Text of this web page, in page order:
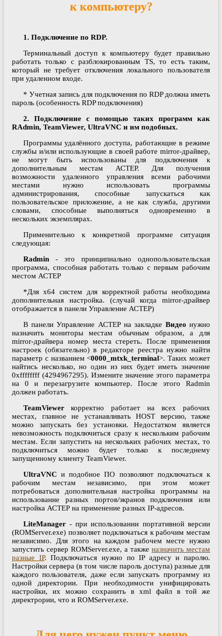
к компьютеру?
1. Подключение по RDP.
Терминальный доступ к компьютеру будет правильно
работать только с разблокированным TS, то есть таким,
который не требует отключения локального пользователя
при удаленном входе.
* Учетная запись для подключения по RDP должна иметь
пароль (особенность RDP подключения)
2. Подключение с помощью таких программ как
RAdmin, TeamViewer, UltraVNC и им подобных.
Программы удалённого доступа, работающие в режиме
службы и/или использующие в своей работе mirror-драйвер,
не могут быть использованы для подключения к
дополнительным местам АСТЕР. Для получения
возможности удаленного управления всеми рабочими
местами нужно использовать программы
администрирования, способные запускаться как
пользовательское приложение, а не как служба, другими
словами, способные выполняться одновременно в
нескольких экземплярах.
Применительно к конкретной программе ситуация
следующая:
Radmin- это принципиально однопользовательская
программа, способная работать только с первым рабочим
местом АСТЕР
*Для x64 систем для корректной работы необходима
дополнительная настройка. (случай когда mirror-драйвер
отображается в панели Управление АСТЕР)
В панели Управление АСТЕР на закладке Видео нужно
назначить мониторы местам обычным образом, а для
mirror-драйвера номер места стереть. После применения
настроек (обязательно) в редакторе реестра нужно найти
параметр с названием <0000_mtxk_terminal>. Таких может
найтись несколько, но один из них будет иметь значение
0xffffffff (4294967295). Измените значение этого параметра
на 0 и перезагрузите компьютер. После этого Radmin
должен работать.
TeamViewerкорректно работает на всех рабочих
местах, главное не устанавливать HOST версию, также
можно запускать без установки. Недостатком является
невозможность подключиться сразу к нескольким рабочим
местам. Если запустить на нескольких рабочих местах, то
подключиться можно будет только к последнему
запущенному клиенту TeamViewer.
UltraVNC и подобное ПО позволяют подключаться к
рабочим местам независимо, при этом может
потребоваться дополнительная настройка программы на
использование разных портов/экранов подключения или
настройка АСТЕР на применение разных IP-адресов.
LiteManager- при использовании портативной версии
(ROMServer.exe) позволяет подключаться к рабочим местам
независимо. Для этого на каждом рабочем месте нужно
запустить сервер ROMServer.exe,​ а также назначить местам
разные IP. Подключаться нужно по IP адресу и паролю.
Настройки сервера (в том числе пароль доступа) разные для
каждого пользователя,​ даже если запускать программу из
одной директории. При необходимости унифицировать
настройки, их можно сохранить в xml файл в той же
директрории,​ что и ROMServer.exe.